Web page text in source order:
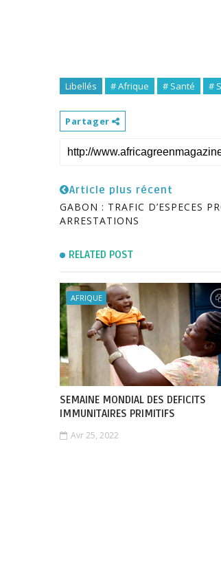
Libellés # Afrique # Santé #
Partager
Article plus récent
GABON : TRAFIC D’ESPECES
ARRESTATIONS
RELATED POST
AFRIQUE
SEMAINE MONDIAL DES DEFICITS
IMMUNITAIRES PRIMITIFS
Avr 25, 2022